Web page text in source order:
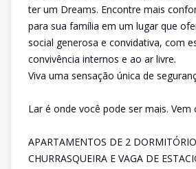
ter um Dreams. Encontre mais
para sua família em um lugar que
social generosa e convidativa, com
convivência internos e ao ar livre.
Viva uma sensação única de
Lar é onde você pode ser mais. Vem
APARTAMENTOS DE 2
CHURRASQUEIRA E VAGA DE